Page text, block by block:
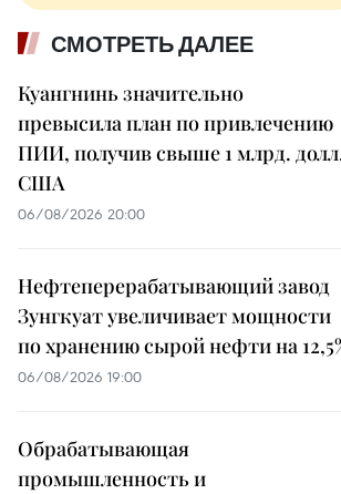
СМОТРЕТЬ ДАЛЕЕ
Куангнинь значительно
превысила план по привлечению
ПИИ, получив свыше 1 млрд.
США
06/08/2026 20:00
Нефтеперерабатывающий завод
Зунгкуат увеличивает мощности
по хранению сырой нефти на
06/08/2026 19:00
Обрабатывающая
промышленность и